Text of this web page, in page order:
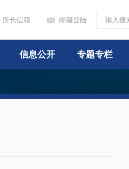
所长信箱  邮箱登陆
信息公开 专题专栏